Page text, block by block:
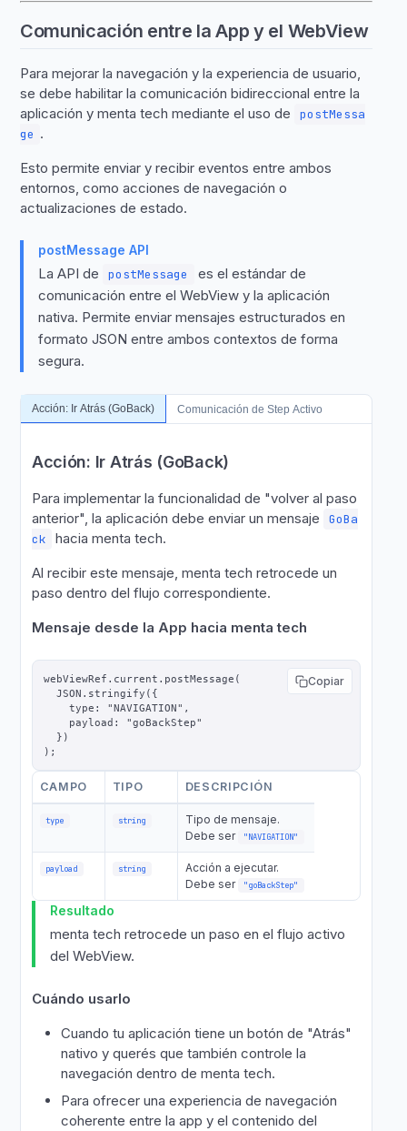
Comunicación entre la App y el WebView
Para mejorar la navegación y la experiencia de usuario,
se debe habilitar la comunicación bidireccional entre la
aplicación y menta tech mediante el uso de
postMessa
ge .
Esto permite enviar y recibir eventos entre ambos
entornos, como acciones de navegación o
actualizaciones de estado.
postMessage API
La API de postMessage
es el estándar de
comunicación entre el WebView y la aplicación
nativa. Permite enviar mensajes estructurados en
formato JSON entre ambos contextos de forma
segura.
Acción: Ir Atrás (GoBack) Comunicación de Step Activo
Acción: Ir Atrás (GoBack)
Para implementar la funcionalidad de "volver al paso
anterior", la aplicación debe enviar un mensaje
GoBa
ck
hacia menta tech.
Al recibir este mensaje, menta tech retrocede un
paso dentro del flujo correspondiente.
Mensaje desde la App hacia menta tech
Copiar
webViewRef.current.postMessage(
CAMPO TIPO DESCRIPCIÓN
type string
Tipo de mensaje.
Debe ser
"NAVIGATION"
payload string
Acción a ejecutar.
Debe ser
"goBackStep"
Resultado
menta tech retrocede un paso en el flujo activo
del WebView.
Cuándo usarlo
Cuando tu aplicación tiene un botón de "Atrás"
nativo y querés que también controle la
navegación dentro de menta tech.
Para ofrecer una experiencia de navegación
coherente entre la app y el contenido del